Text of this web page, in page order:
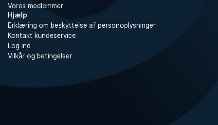
Vores medlemmer
Hjælp
Erklæring om beskyttelse af personoplysninger
Kontakt kundeservice
Log ind
Vilkår og betingelser